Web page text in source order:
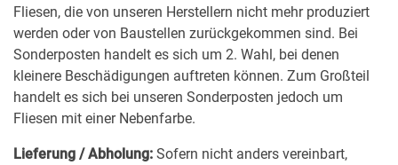
Fliesen, die von unseren Herstellern nicht mehr produziert
werden oder von Baustellen zurückgekommen sind. Bei
Sonderposten handelt es sich um 2. Wahl, bei denen
kleinere Beschädigungen auftreten können. Zum Großteil
handelt es sich bei unseren Sonderposten jedoch um
Fliesen mit einer Nebenfarbe.
Lieferung / Abholung: Sofern nicht anders vereinbart,
Endbenutzer
möglicherweise gesehen
hat, bevor er diese Website
Das Cookie ist in Anfragen
Websites gesendet werden.